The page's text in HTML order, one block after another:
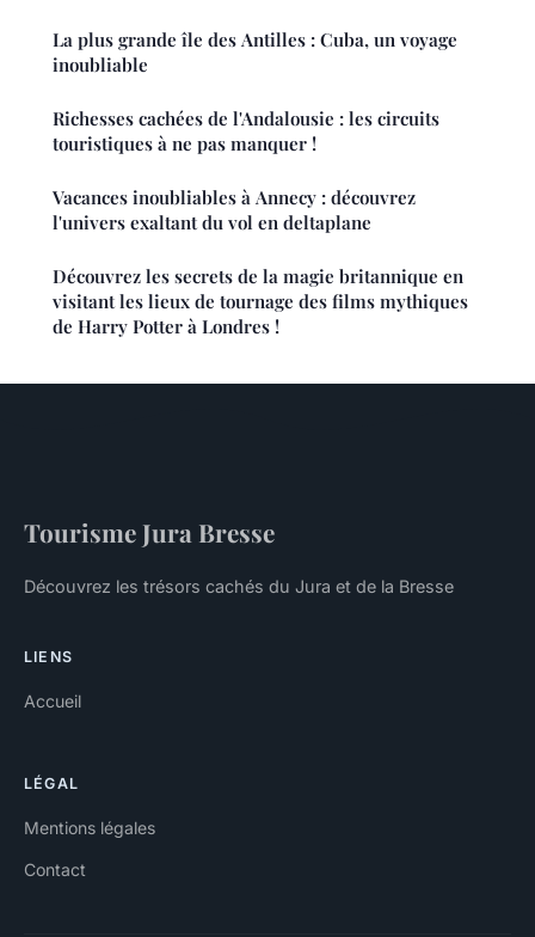
La plus grande île des Antilles : Cuba, un voyage
inoubliable
Richesses cachées de l'Andalousie : les circuits
touristiques à ne pas manquer !
Vacances inoubliables à Annecy : découvrez
l'univers exaltant du vol en deltaplane
Découvrez les secrets de la magie britannique en
visitant les lieux de tournage des films mythiques
de Harry Potter à Londres !
Tourisme Jura Bresse
Découvrez les trésors cachés du Jura et de la Bresse
LIENS
Accueil
LÉGAL
Mentions légales
Contact